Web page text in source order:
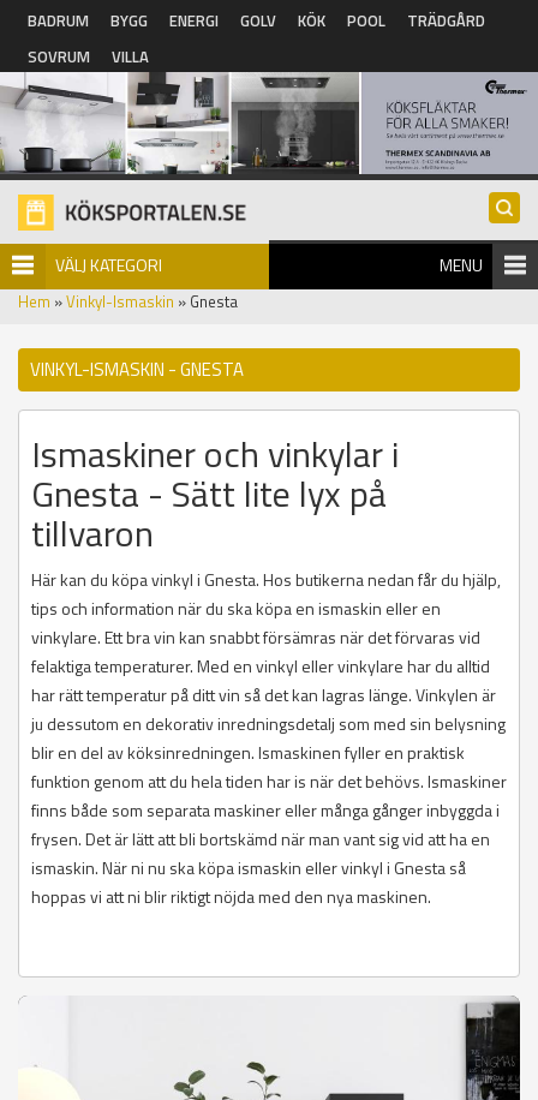
Hoppa till huvudinnehåll
BADRUM BYGG ENERGI GOLV KÖK POOL
TRÄDGÅRD
SOVRUM
VILLA
VÄLJ KATEGORI MENU
Hem »Vinkyl-Ismaskin » Gnesta
VINKYL-ISMASKIN - GNESTA
Ismaskiner och vinkylar i
Gnesta - Sätt lite lyx på
tillvaron
Här kan du köpa vinkyl i Gnesta. Hos butikerna nedan får du hjälp,
tips och information när du ska köpa en ismaskin eller en
vinkylare. Ett bra vin kan snabbt försämras när det förvaras vid
felaktiga temperaturer. Med en vinkyl eller vinkylare har du alltid
har rätt temperatur på ditt vin så det kan lagras länge. Vinkylen är
ju dessutom en dekorativ inredningsdetalj som med sin belysning
blir en del av köksinredningen. Ismaskinen fyller en praktisk
funktion genom att du hela tiden har is när det behövs. Ismaskiner
finns både som separata maskiner eller många gånger inbyggda i
frysen. Det är lätt att bli bortskämd när man vant sig vid att ha en
ismaskin. När ni nu ska köpa ismaskin eller vinkyl i Gnesta så
hoppas vi att ni blir riktigt nöjda med den nya maskinen.